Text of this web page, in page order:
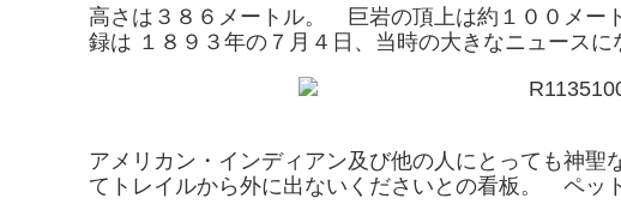
高さは３８６メートル。 巨岩の頂上は約１００メー
録は １８９３年の７月４日、当時の大きなニュースに
アメリカン・インディアン及び他の人にとっても神聖
てトレイルから外に出ないくださいとの看板。 ペッ